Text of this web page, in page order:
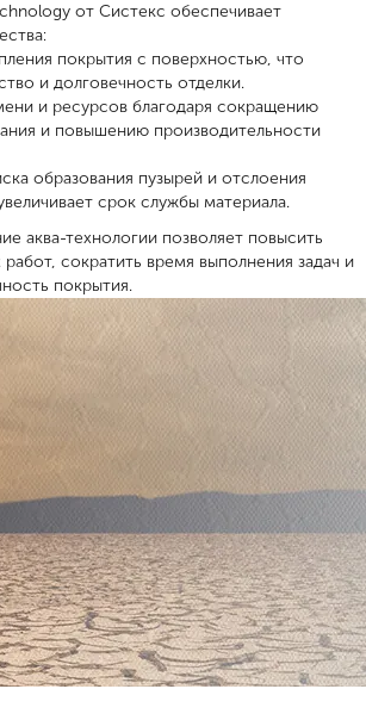
от Систекс обеспечивает
покрытия с поверхностью, что
и долговечность отделки.
и ресурсов благодаря сокращению
и повышению производительности
образования пузырей и отслоения
срок службы материала.
аква-технологии позволяет повысить
сократить время выполнения задач и
покрытия.